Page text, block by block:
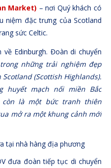
Market) – nơi Quý khách có
niệm đặc trưng của Scotland
sức Celtic.
Edinburgh. Đoàn di chuyển
những trải nghiệm đẹp
(Scottish Highlands).
huyết mạch nối miền Bắc
còn là một bức tranh thiên
mở ra một khung cảnh mới
tại nhà hàng địa phương
đưa đoàn tiếp tục di chuyển